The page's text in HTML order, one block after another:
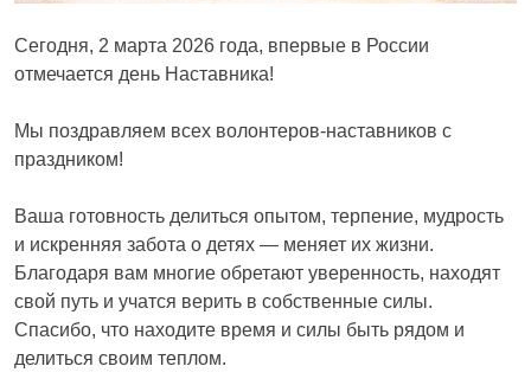
Сегодня, 2 марта 2026 года, впервые в России
отмечается день Наставника!
Мы поздравляем всех волонтеров-наставников с
праздником!
Ваша готовность делиться опытом, терпение, мудрость
и искренняя забота о детях — меняет их жизни.
Благодаря вам многие обретают уверенность, находят
свой путь и учатся верить в собственные силы.
Спасибо, что находите время и силы быть рядом и
делиться своим теплом.